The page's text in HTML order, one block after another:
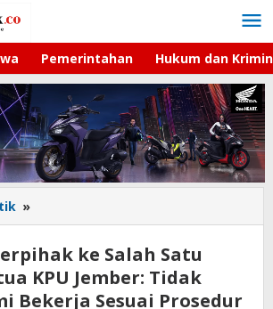
Pemerintahan Hukum dan
»
Berpihak
ke
Salah
Satu
Paslon,
ke Salah Satu
KPU Jember: Tidak
Bekerja Sesuai Prosedur